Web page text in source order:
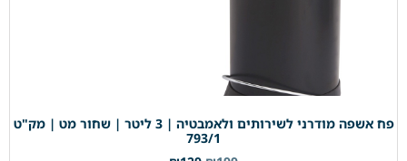
פח אשפה מודרני לשירותים ולאמבטיה | 3 ליטר | שחור מט | מק"ט
793/1